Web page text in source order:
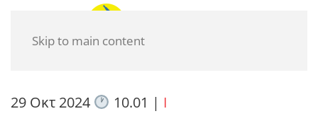
Skip to main content
29 Οκτ 2024 10.01 | I